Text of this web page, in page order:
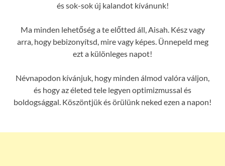
és sok-sok új kalandot kívánunk!
Ma minden lehetőség a te előtted áll, Aisah. Kész vagy
arra, hogy bebizonyítsd, mire vagy képes. Ünnepeld meg
ezt a különleges napot!
Névnapodon kívánjuk, hogy minden álmod valóra váljon,
és hogy az életed tele legyen optimizmussal és
boldogsággal. Köszöntjük és örülünk neked ezen a napon!